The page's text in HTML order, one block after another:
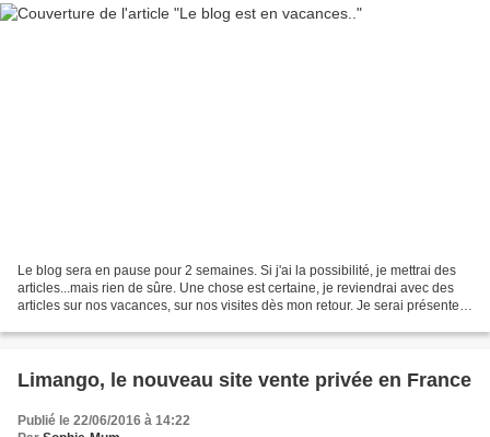
Le blog sera en pause pour 2 semaines. Si j'ai la possibilité, je mettrai des
articles...mais rien de sûre. Une chose est certaine, je reviendrai avec des
articles sur nos vacances, sur nos visites dès mon retour. Je serai présente
Limango, le nouveau site vente privée en France
Publié le 22/06/2016 à 14:22